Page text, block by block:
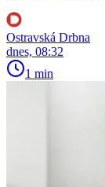
Ostravská Drbna
dnes, 08:32
1 min